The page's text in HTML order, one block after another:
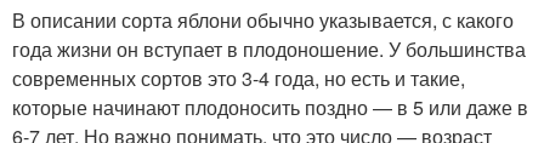
В описании сорта яблони обычно указывается, с какого
года жизни он вступает в плодоношение. У большинства
современных сортов это 3-4 года, но есть и такие,
которые начинают плодоносить поздно — в 5 или даже в
6-7 лет. Но важно понимать, что это число — возраст